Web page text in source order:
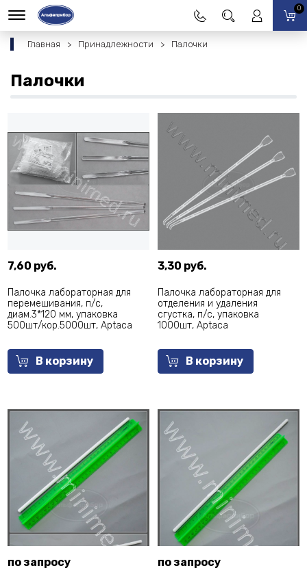
0
Главная Принадлежности Палочки
Палочки
7,60 руб.
Палочка лабораторная для
перемешивания, п/с,
диам.3*120 мм, упаковка
500шт/кор.5000шт, Aptaca
В корзину
3,30 руб.
Палочка лабораторная для
отделения и удаления
сгустка, п/с, упаковка
1000шт, Aptaca
В корзину
по запросу по запросу